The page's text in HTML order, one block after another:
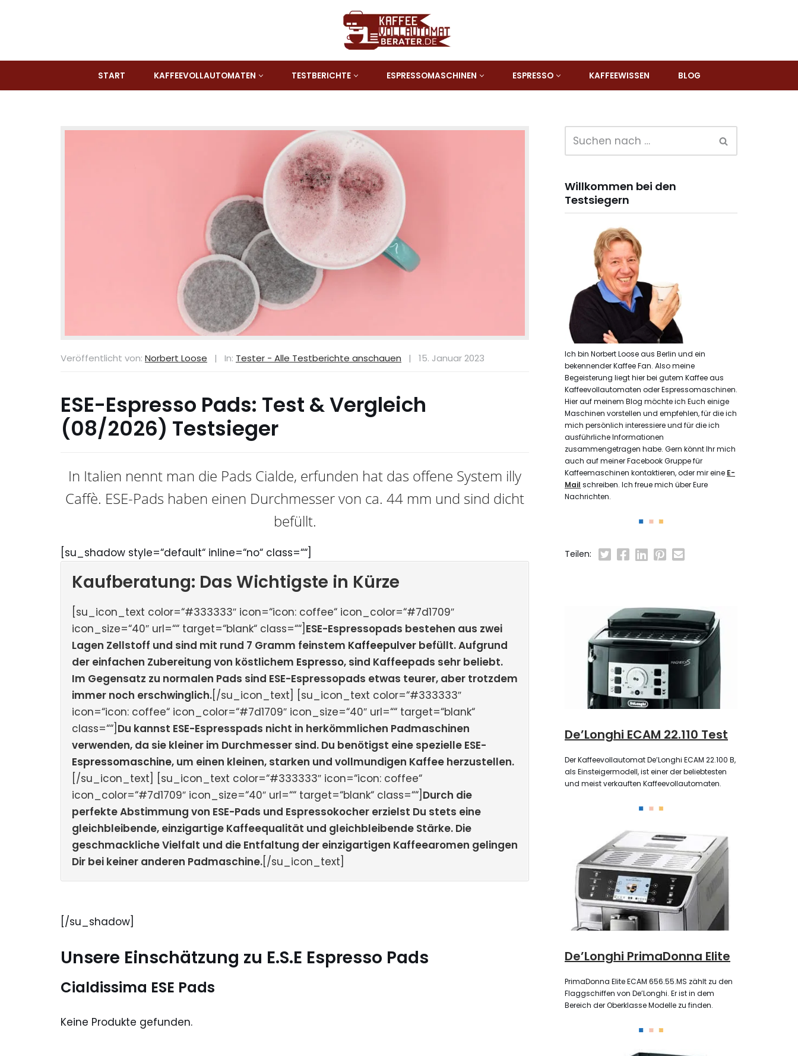
START KAFFEEVOLLAUTOMATEN TESTBERICHTE ESPRESSOMASCHINEN ESPRESSO KAFFEEWISSEN BLOG
Veröffentlicht von: Norbert Loose | In: Tester - Alle Testberichte anschauen | 15. Januar 2023
ESE-Espresso Pads: Test & Vergleich
(08/2026) Testsieger
In Italien nennt man die Pads Cialde, erfunden hat das offene System illy
Caffè. ESE-Pads haben einen Durchmesser von ca. 44 mm und sind dicht
befüllt.
[su_shadow style=“default“ inline=“no“ class=““]
Kaufberatung: Das Wichtigste in Kürze
[su_icon_text color=“#333333″ icon=“icon: coffee“ icon_color=“#7d1709″
icon_size=“40″ url=““ target=“blank“ class=““] ESE-Espressopads bestehen aus zwei
Lagen Zellstoff und sind mit rund 7 Gramm feinstem Kaffeepulver befüllt. Aufgrund
der einfachen Zubereitung von köstlichem Espresso, sind Kaffeepads sehr beliebt.
Im Gegensatz zu normalen Pads sind ESE-Espressopads etwas teurer, aber trotzdem
immer noch erschwinglich. [/su_icon_text] [su_icon_text color=“#333333″
icon=“icon: coffee“ icon_color=“#7d1709″ icon_size=“40″ url=““ target=“blank“
class=““] Du kannst ESE-Espresspads nicht in herkömmlichen Padmaschinen
verwenden, da sie kleiner im Durchmesser sind. Du benötigst eine spezielle ESE-
Espressomaschine, um einen kleinen, starken und vollmundigen Kaffee herzustellen.
[/su_icon_text] [su_icon_text color=“#333333″ icon=“icon: coffee“
icon_color=“#7d1709″ icon_size=“40″ url=““ target=“blank“ class=““] Durch die
perfekte Abstimmung von ESE-Pads und Espressokocher erzielst Du stets eine
gleichbleibende, einzigartige Kaffeequalität und gleichbleibende Stärke. Die
geschmackliche Vielfalt und die Entfaltung der einzigartigen Kaffeearomen gelingen
Dir bei keiner anderen Padmaschine. [/su_icon_text]
[/su_shadow]
Unsere Einschätzung zu E.S.E Espresso Pads
Cialdissima ESE Pads
Keine Produkte gefunden.
Willkommen bei den
Testsiegern
Ich bin Norbert Loose aus Berlin und ein
bekennender Kaffee Fan. Also meine
Begeisterung liegt hier bei gutem Kaffee aus
Kaffeevollautomaten oder Espressomaschinen.
Hier auf meinem Blog möchte ich Euch einige
Maschinen vorstellen und empfehlen, für die ich
mich persönlich interessiere und für die ich
ausführliche Informationen
zusammengetragen habe. Gern könnt Ihr mich
auch auf meiner Facebook Gruppe für
Kaffeemaschinen kontaktieren, oder mir eine E-
Mail schreiben. Ich freue mich über Eure
Nachrichten.
Teilen:
De’Longhi ECAM 22.110 Test
Der Kaffeevollautomat De’Longhi ECAM 22.100 B,
als Einsteigermodell, ist einer der beliebtesten
und meist verkauften Kaffeevollautomaten.
De’Longhi PrimaDonna Elite
PrimaDonna Elite ECAM 656.55.MS zählt zu den
Flaggschiffen von De’Longhi. Er ist in dem
Bereich der Oberklasse Modelle zu finden.